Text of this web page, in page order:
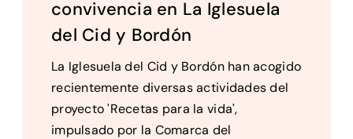
convivencia en La Iglesuela
del Cid y Bordón
La Iglesuela del Cid y Bordón han acogido
recientemente diversas actividades del
proyecto 'Recetas para la vida',
impulsado por la Comarca del